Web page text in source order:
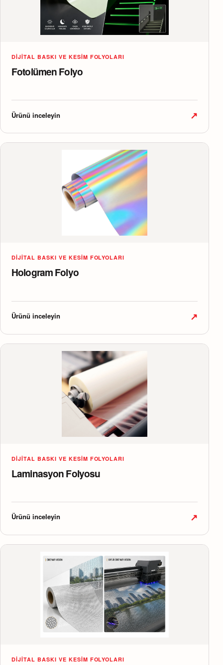
DIJITAL BASKI VE KESIM FOLYOLARI
Fotolümen Folyo
Ürünü inceleyin ↗
DIJITAL BASKI VE KESIM FOLYOLARI
Hologram Folyo
Ürünü inceleyin ↗
DIJITAL BASKI VE KESIM FOLYOLARI
Laminasyon Folyosu
Ürünü inceleyin ↗
DIJITAL BASKI VE KESIM FOLYOLARI